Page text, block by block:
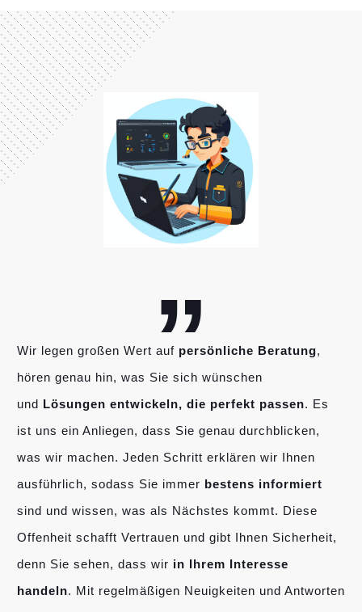
„
Wir legen großen Wert auf persönliche Beratung,
hören genau hin, was Sie sich wünschen
und Lösungen entwickeln, die perfekt passen. Es
ist uns ein Anliegen, dass Sie genau durchblicken,
was wir machen. Jeden Schritt erklären wir Ihnen
ausführlich, sodass Sie immer bestens informiert
sind und wissen, was als Nächstes kommt. Diese
Offenheit schafft Vertrauen und gibt Ihnen Sicherheit,
denn Sie sehen, dass wir in Ihrem Interesse
handeln. Mit regelmäßigen Neuigkeiten und Antworten